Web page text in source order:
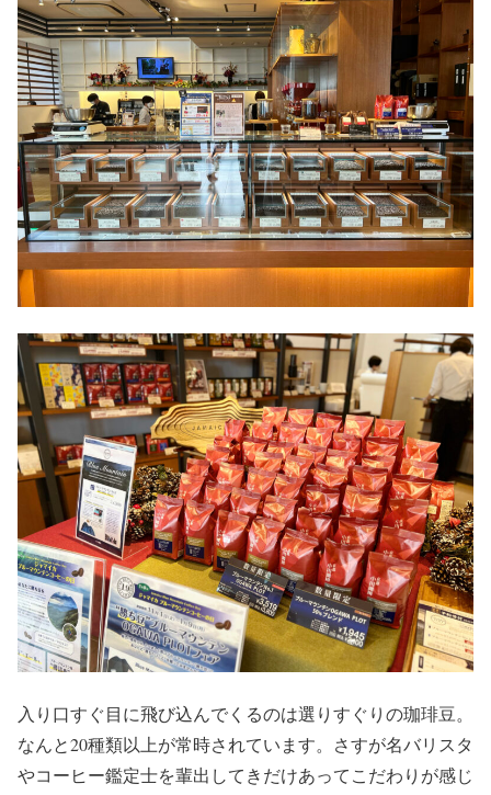
入り口すぐ目に飛び込んでくるのは選りすぐりの珈琲豆。
なんと20種類以上が常時されています。さすが名バリスタ
やコーヒー鑑定士を輩出してきだけあってこだわりが感じ